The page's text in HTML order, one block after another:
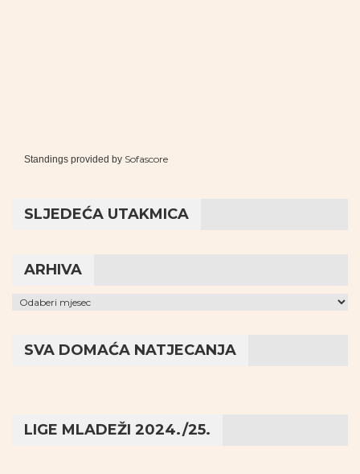
Standings provided by Sofascore
SLJEDEĆA UTAKMICA
ARHIVA
Arhiva
SVA DOMAĆA NATJECANJA
LIGE MLADEŽI 2024./25.